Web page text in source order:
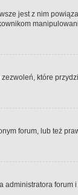
jest z nim
które
forum, lub też